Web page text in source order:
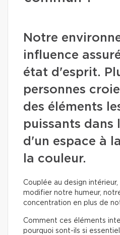
Notre
influence
état d'esprit.
personnes
des éléments
puissants dans
d'un espace à
la couleur.
Couplée au design
modifier notre humeur,
concentration en plus de
Comment ces éléments
pourquoi sont-ils si